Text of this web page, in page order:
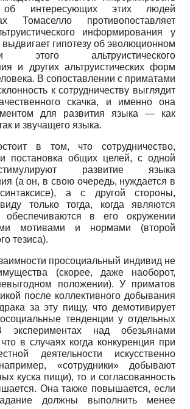
об интересующих этих людей
Томаселло противопоставляет
информирования у
гипотезу об эволюционном
этого альтруистического
и других альтруистических форм
В сопоставлении с приматами
к сотрудничеству выглядит
скачка, и именно она
для развития языка — как
и звучащего языка.
в том, что сотрудничество,
и постановка общих целей, с одной
развитие языка
(а он, в свою очередь, нуждается в
а с другой стороны,
только тогда, когда являются
в его окружении
мотивами и нормами (второй
тезиса).
просоциальный индивид не
(скорее, даже наоборот,
положении). У приматов
после коллективного добывания
за эту пищу, что демотивирует
тенденции у отдельных
экспериментах над обезьянами
в случаях когда конкуренция при
деятельности искусственно
«сотрудники» добывают
куска пищи), то и согласованность
Она также повышается, если
должны выполнить менее